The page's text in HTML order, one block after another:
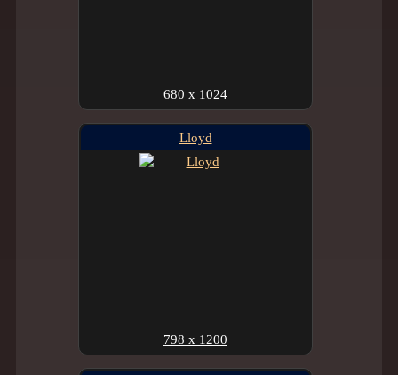
680 x 1024
Lloyd
798 x 1200